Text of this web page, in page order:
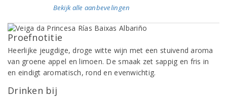
Bekijk alle aanbevelingen
Proefnotitie
Heerlijke jeugdige, droge witte wijn met een stuivend aroma
van groene appel en limoen. De smaak zet sappig en fris in
en eindigt aromatisch, rond en evenwichtig.
Drinken bij